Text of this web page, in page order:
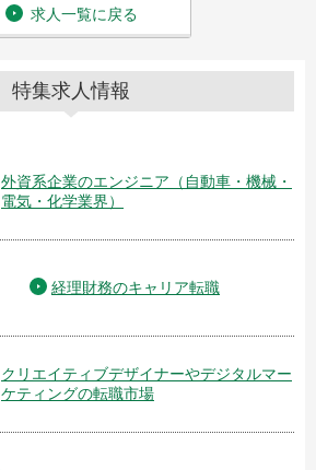
求人一覧に戻る
特集求人情報
外資系企業のエンジニア（自動車・機械・
電気・化学業界）
経理財務のキャリア転職
クリエイティブデザイナーやデジタルマー
ケティングの転職市場